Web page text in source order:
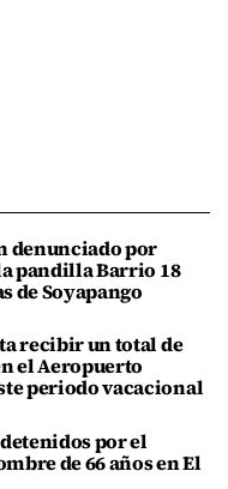
denunciado por
pandilla Barrio 18
de Soyapango
recibir un total de
el Aeropuerto
periodo vacacional
por el
de 66 años en El